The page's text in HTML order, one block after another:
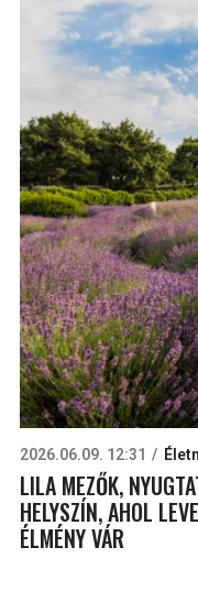
2026.06.09. 12:31
LILA MEZŐK,
HELYSZÍN, AHOL
ÉLMÉNY VÁR